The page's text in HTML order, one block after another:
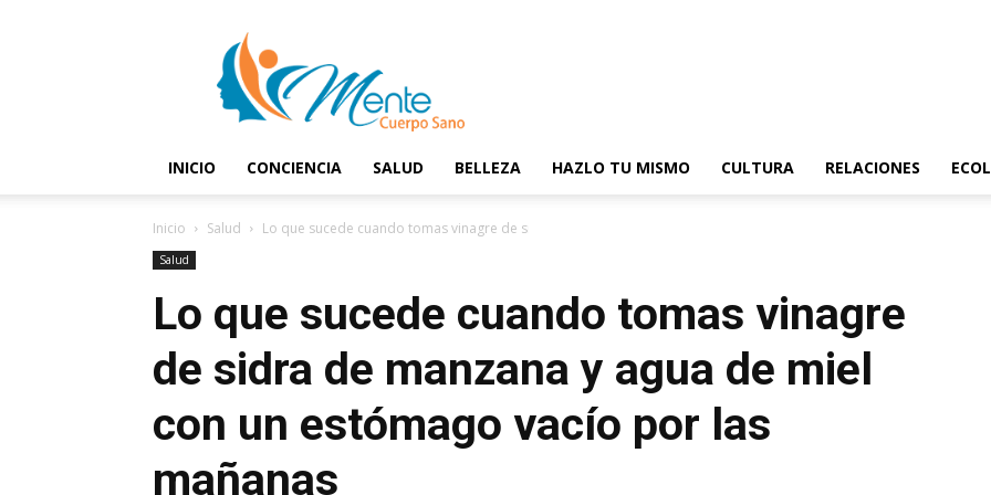
Cuerpo
Sano
INICIO CONCIENCIA SALUD BELLEZA HAZLO TU MISMO CULTURA RELACIONES
Inicio Salud Lo que sucede cuando tomas vinagre de sidra de manzana y agua...
Salud
Lo que sucede cuando tomas vinagre
de sidra de manzana y agua de miel
con un estómago vacío por las
mañanas